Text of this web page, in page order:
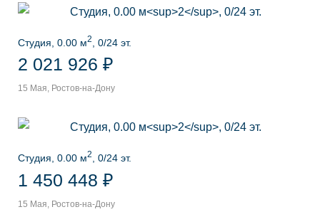
Студия, 0.00 м2 , 0/24 эт.
2 021 926 ₽
15 Мая, Ростов-на-Дону
Студия, 0.00 м2 , 0/24 эт.
1 450 448 ₽
15 Мая, Ростов-на-Дону